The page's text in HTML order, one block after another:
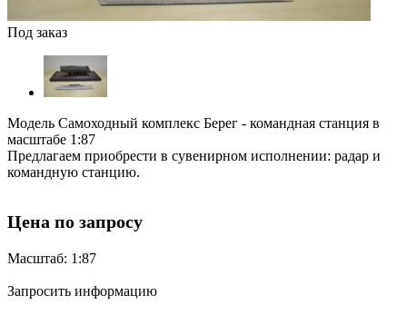
Под заказ
Модель Самоходный комплекс Берег - командная станция в
масштабе 1:87
Предлагаем приобрести в сувенирном исполнении: радар и
командную станцию.
Цена по запросу
Масштаб: 1:87
Запросить информацию